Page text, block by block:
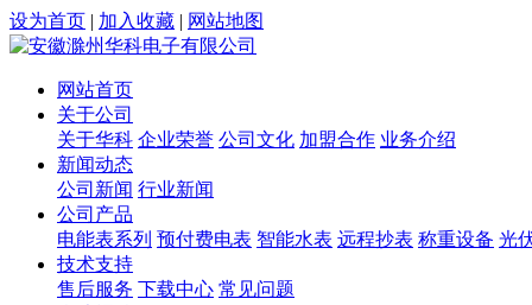
设为首页 | 加入收藏 | 网站地图
网站首页
关于公司
关于华科 企业荣誉 公司文化 加盟合作 业务介绍
新闻动态
公司新闻 行业新闻
公司产品
电能表系列 预付费电表 智能水表 远程抄表 称重设备 光
技术支持
售后服务 下载中心 常见问题